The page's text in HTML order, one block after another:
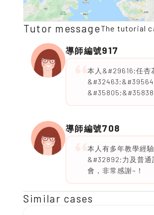
Tutor messageThe tutorial
導師編號917
本人&#29616;任
導師編號708
本人有多年教學經
&#32892;力及普通
會，非常感謝~！
Similar cases